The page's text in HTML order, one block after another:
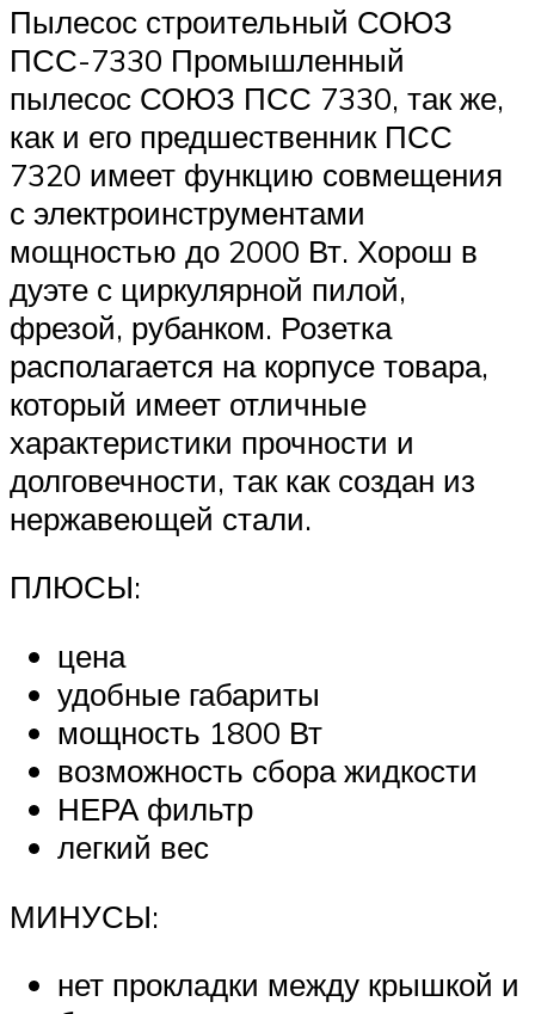
Пылесос строительный СОЮЗ
ПСС-7330 Промышленный
пылесос СОЮЗ ПСС 7330, так же,
как и его предшественник ПСС
7320 имеет функцию совмещения
с электроинструментами
мощностью до 2000 Вт. Хорош в
дуэте с циркулярной пилой,
фрезой, рубанком. Розетка
располагается на корпусе товара,
который имеет отличные
характеристики прочности и
долговечности, так как создан из
нержавеющей стали.
ПЛЮСЫ:
цена
удобные габариты
мощность 1800 Вт
возможность сбора жидкости
НЕРА фильтр
легкий вес
МИНУСЫ:
нет прокладки между крышкой и